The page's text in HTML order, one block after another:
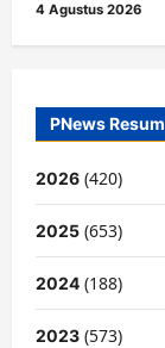
4 Agustus 2026
PNews
2026 (420)
2025 (653)
2024 (188)
2023 (573)